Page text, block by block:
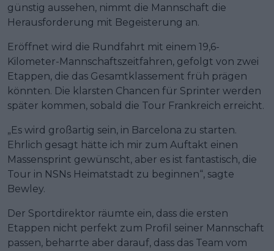
günstig aussehen, nimmt die Mannschaft die
Herausforderung mit Begeisterung an.
Eröffnet wird die Rundfahrt mit einem 19,6-
Kilometer-Mannschaftszeitfahren, gefolgt von zwei
Etappen, die das Gesamtklassement früh prägen
könnten. Die klarsten Chancen für Sprinter werden
später kommen, sobald die Tour Frankreich erreicht.
„Es wird großartig sein, in Barcelona zu starten.
Ehrlich gesagt hätte ich mir zum Auftakt einen
Massensprint gewünscht, aber es ist fantastisch, die
Tour in NSNs Heimatstadt zu beginnen“, sagte
Bewley.
Der Sportdirektor räumte ein, dass die ersten
Etappen nicht perfekt zum Profil seiner Mannschaft
passen, beharrte aber darauf, dass das Team vom